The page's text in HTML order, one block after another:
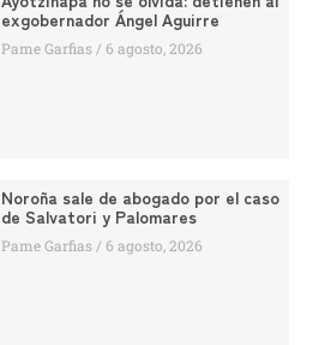
exgobernador Ángel Aguirre
Pame Garfias 6 agosto, 2026
Noroña sale de abogado por el caso
de Salvatori y Palomares
Pame Garfias 6 agosto, 2026